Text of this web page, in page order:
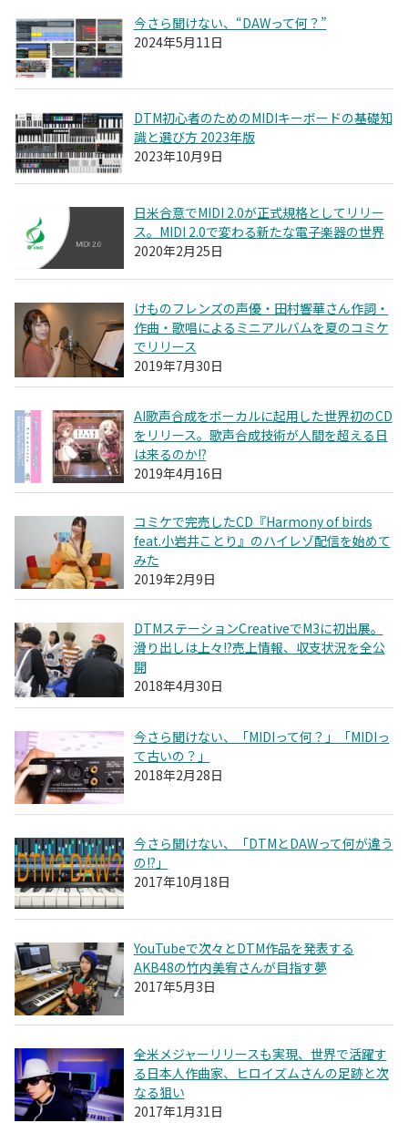
今さら聞けない、“DAWって何？”
2024年5月11日
DTM初心者のためのMIDIキーボードの基礎知
識と選び方 2023年版
2023年10月9日
日米合意でMIDI 2.0が正式規格としてリリー
ス。MIDI 2.0で変わる新たな電子楽器の世界
2020年2月25日
けものフレンズの声優・田村響華さん作詞・
作曲・歌唱によるミニアルバムを夏のコミケ
でリリース
2019年7月30日
AI歌声合成をボーカルに起用した世界初のCD
をリリース。歌声合成技術が人間を超える日
は来るのか!?
2019年4月16日
コミケで完売したCD『Harmony of birds
feat.小岩井ことり』のハイレゾ配信を始めて
みた
2019年2月9日
DTMステーションCreativeでM3に初出展。
滑り出しは上々!?売上情報、収支状況を全公
開
2018年4月30日
今さら聞けない、「MIDIって何？」「MIDIっ
て古いの？」
2018年2月28日
今さら聞けない、「DTMとDAWって何が違う
の!?」
2017年10月18日
YouTubeで次々とDTM作品を発表する
AKB48の竹内美宥さんが目指す夢
2017年5月3日
全米メジャーリリースも実現、世界で活躍す
る日本人作曲家、ヒロイズムさんの足跡と次
なる狙い
2017年1月31日